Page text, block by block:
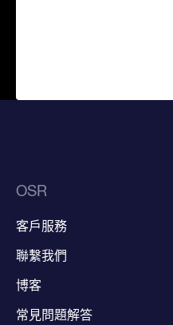
OSR
客戶服務
聯繫我們
博客
常見問題解答